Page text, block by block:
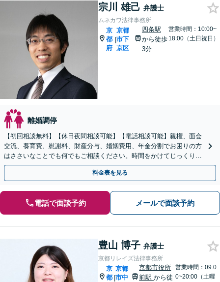
宗川 雄己 弁護士
ムネカワ法律事務所
京
都
府
|
京都
市下
京区
四条駅
から徒歩
3分
営業時間：10:00~
18:00（土日祝日）
離婚調停
【初回相談無料】【休日夜間相談可能】【電話相談可能】親権、面会
交流、養育費、慰謝料、財産分与、婚姻費用、年金分割でお困りの方
はささいなことでも何でもご相談ください。時間をかけてじっくりと
お話を伺い、未来に向けての再出発をサポートいたします。
料金表を見る
電話で面談予約 メールで面談予約
豊山 博子 弁護士
京都リレイズ法律事務所
京
都 |
京都
市中
京都市役所
前駅から徒
営業時間：09:0
0~20:00（土曜